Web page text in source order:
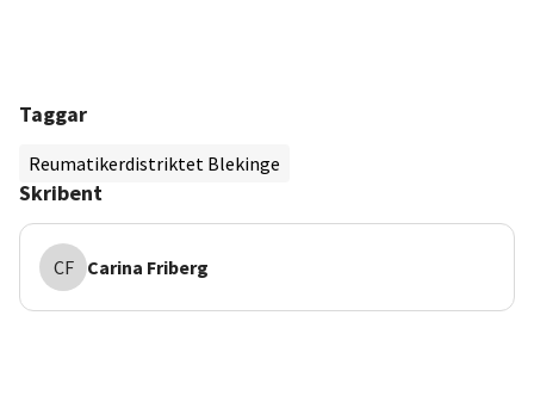
Taggar
Reumatikerdistriktet Blekinge
Skribent
CF Carina Friberg